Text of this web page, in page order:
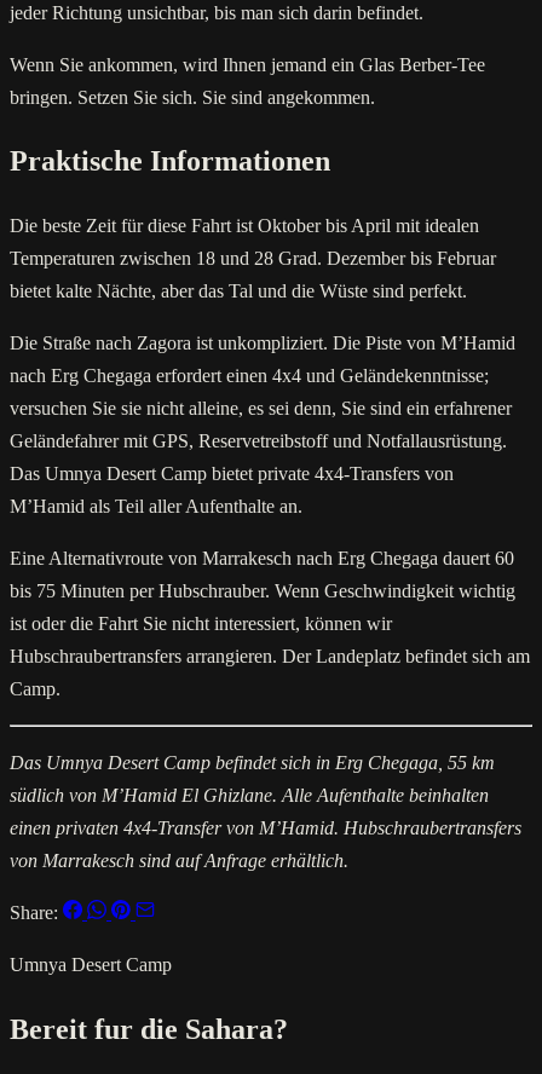
jeder Richtung unsichtbar, bis man sich darin befindet.
Wenn Sie ankommen, wird Ihnen jemand ein Glas Berber-Tee
bringen. Setzen Sie sich. Sie sind angekommen.
Praktische Informationen
Die beste Zeit für diese Fahrt ist Oktober bis April mit idealen
Temperaturen zwischen 18 und 28 Grad. Dezember bis Februar
bietet kalte Nächte, aber das Tal und die Wüste sind perfekt.
Die Straße nach Zagora ist unkompliziert. Die Piste von M’Hamid
nach Erg Chegaga erfordert einen 4x4 und Geländekenntnisse;
versuchen Sie sie nicht alleine, es sei denn, Sie sind ein erfahrener
Geländefahrer mit GPS, Reservetreibstoff und Notfallausrüstung.
Das Umnya Desert Camp bietet private 4x4-Transfers von
M’Hamid als Teil aller Aufenthalte an.
Eine Alternativroute von Marrakesch nach Erg Chegaga dauert 60
bis 75 Minuten per Hubschrauber. Wenn Geschwindigkeit wichtig
ist oder die Fahrt Sie nicht interessiert, können wir
Hubschraubertransfers arrangieren. Der Landeplatz befindet sich am
Camp.
Das Umnya Desert Camp befindet sich in Erg Chegaga, 55 km
südlich von M’Hamid El Ghizlane. Alle Aufenthalte beinhalten
einen privaten 4x4-Transfer von M’Hamid. Hubschraubertransfers
von Marrakesch sind auf Anfrage erhältlich.
Share:
Umnya Desert Camp
Bereit fur die Sahara?